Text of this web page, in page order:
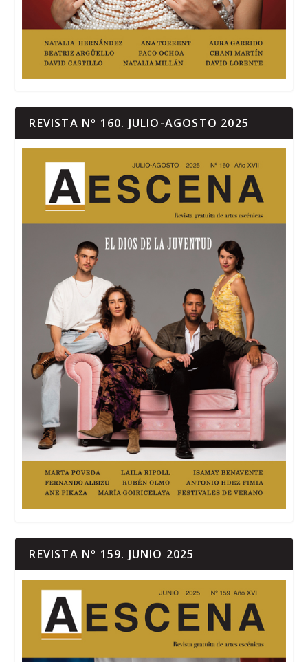
REVISTA Nº 160. JULIO-AGOSTO 2025
REVISTA Nº 159. JUNIO 2025